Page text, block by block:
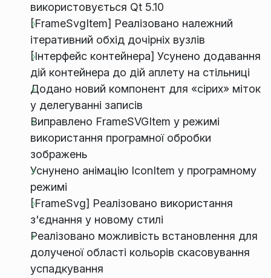
використовується Qt 5.10
[FrameSvgItem] Реалізовано належний
ітеративний обхід дочірніх вузлів
[Інтерфейс контейнера] Усунено додавання
дій контейнера до дій аплету на стільниці
Додано новий компонент для «сірих» міток
у делегуванні записів
Виправлено FrameSVGItem у режимі
використання програмної обробки
зображень
Уснунено анімацію IconItem у програмному
режимі
[FrameSvg] Реалізовано використання
з'єднання у новому стилі
Реалізовано можливість встановлення для
долученої області кольорів скасовування
успадкування